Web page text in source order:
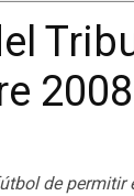
2008
de